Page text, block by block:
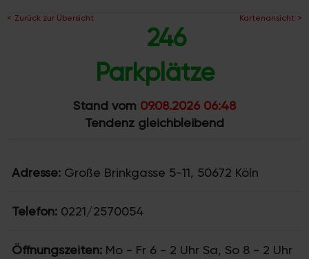
Zurück zur Übersicht Kartenansicht
246
Parkplätze
Stand vom 09.08.2026 06:48
Tendenz gleichbleibend
Adresse: Große Brinkgasse 5-11, 50672 Köln
Telefon: 0221/2570054
Öffnungszeiten: Mo - Fr 6 - 2 Uhr Sa, So 8 - 2 Uhr